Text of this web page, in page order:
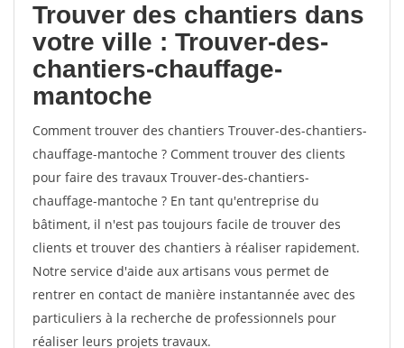
Trouver des chantiers dans
votre ville : Trouver-des-
chantiers-chauffage-
mantoche
Comment trouver des chantiers Trouver-des-chantiers-
chauffage-mantoche ? Comment trouver des clients
pour faire des travaux Trouver-des-chantiers-
chauffage-mantoche ? En tant qu'entreprise du
bâtiment, il n'est pas toujours facile de trouver des
clients et trouver des chantiers à réaliser rapidement.
Notre service d'aide aux artisans vous permet de
rentrer en contact de manière instantannée avec des
particuliers à la recherche de professionnels pour
réaliser leurs projets travaux.